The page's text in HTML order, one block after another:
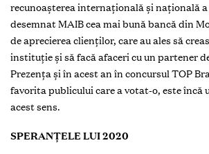
recunoaşterea internaţională şi naţională
desemnat MAIB cea mai bună bancă din
de aprecierea clienţilor, care au ales să
instituție şi să facă afaceri cu un partener
Prezența și în acest an în concursul TOP
favorita publicului care a votat-o, este încă
acest sens.
SPERANȚELE LUI 2020